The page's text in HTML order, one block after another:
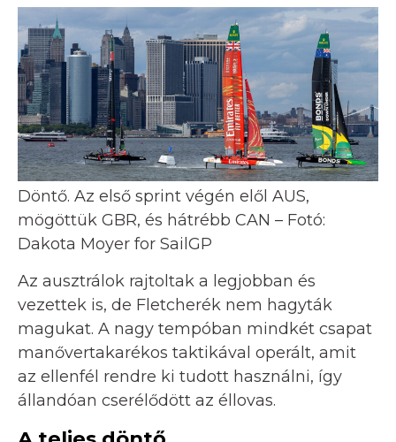
Döntő. Az első sprint végén elől AUS,
mögöttük GBR, és hátrébb CAN – Fotó:
Dakota Moyer for SailGP
Az ausztrálok rajtoltak a legjobban és
vezettek is, de Fletcherék nem hagyták
magukat. A nagy tempóban mindkét csapat
manővertakarékos taktikával operált, amit
az ellenfél rendre ki tudott használni, így
állandóan cserélődött az éllovas.